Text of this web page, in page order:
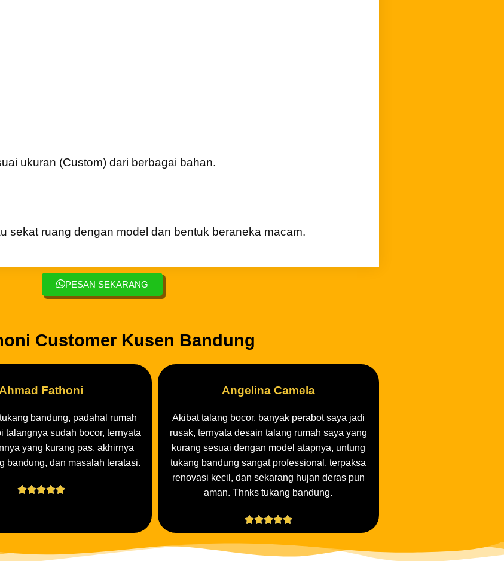
ukuran (Custom) dari berbagai bahan.
ruang dengan model dan bentuk beraneka macam.
Customer Kusen Bandung
tukang bandung, padahal rumah
talangnya sudah bocor, ternyata
bandung, dan masalah teratasi.

Akibat talang bocor, banyak perabot saya jadi
rusak, ternyata desain talang rumah saya yang
tukang bandung sangat professional, terpaksa
aman. Thnks tukang bandung.

Tukang Kusen Bandung?
PESAN SEKARANG